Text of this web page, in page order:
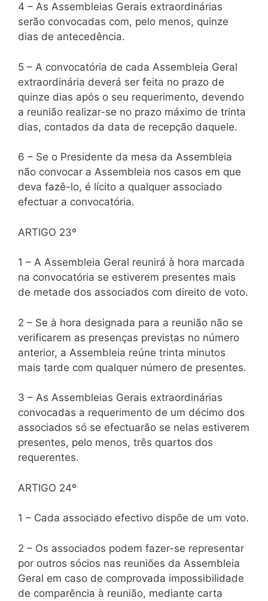
4 – As Assembleias Gerais extraordinárias
serão convocadas com, pelo menos, quinze
dias de antecedência.
5 – A convocatória de cada Assembleia Geral
extraordinária deverá ser feita no prazo de
quinze dias após o seu requerimento, devendo
a reunião realizar-se no prazo máximo de trinta
dias, contados da data de recepção daquele.
6 – Se o Presidente da mesa da Assembleia
não convocar a Assembleia nos casos em que
deva fazê-lo, é lícito a qualquer associado
efectuar a convocatória.
ARTIGO 23º
1 – A Assembleia Geral reunirá à hora marcada
na convocatória se estiverem presentes mais
de metade dos associados com direito de voto.
2 – Se à hora designada para a reunião não se
verificarem as presenças previstas no número
anterior, a Assembleia reúne trinta minutos
mais tarde com qualquer número de presentes.
3 – As Assembleias Gerais extraordinárias
convocadas a requerimento de um décimo dos
associados só se efectuarão se nelas estiverem
presentes, pelo menos, três quartos dos
requerentes.
ARTIGO 24º
1 – Cada associado efectivo dispõe de um voto.
2 – Os associados podem fazer-se representar
por outros sócios nas reuniões da Assembleia
Geral em caso de comprovada impossibilidade
de comparência à reunião, mediante carta